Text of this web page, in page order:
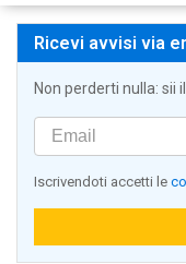
Ricevi avvisi via
Non perderti nulla: sii
Iscrivendoti accetti le